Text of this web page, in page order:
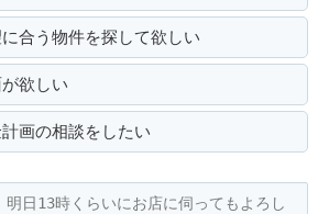
合う物件を探して欲しい
欲しい
画の相談をしたい